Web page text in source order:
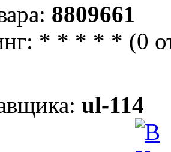
8809661
* * * * * (0
ul-114